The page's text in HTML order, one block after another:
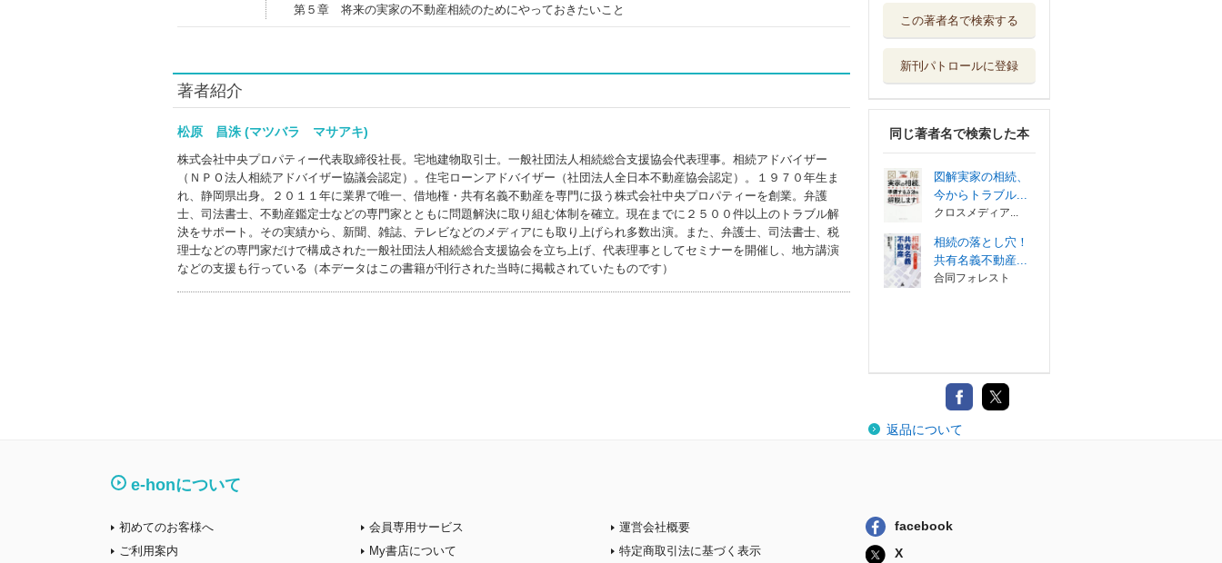
第５章 将来の実家の不動産相続のためにやっておきたいこと
著者紹介
松原 昌洙 (マツバラ マサアキ)
株式会社中央プロパティー代表取締役社長。宅地建物取引士。一般社団法人相続総合支援協会代表理事。相続アドバイザー
（ＮＰＯ法人相続アドバイザー協議会認定）。住宅ローンアドバイザー（社団法人全日本不動産協会認定）。１９７０年生ま
れ、静岡県出身。２０１１年に業界で唯一、借地権・共有名義不動産を専門に扱う株式会社中央プロパティーを創業。弁護
士、司法書士、不動産鑑定士などの専門家とともに問題解決に取り組む体制を確立。現在までに２５００件以上のトラブル解
決をサポート。その実績から、新聞、雑誌、テレビなどのメディアにも取り上げられ多数出演。また、弁護士、司法書士、税
理士などの専門家だけで構成された一般社団法人相続総合支援協会を立ち上げ、代表理事としてセミナーを開催し、地方講演
などの支援も行っている（本データはこの書籍が刊行された当時に掲載されていたものです）
この著者名で検索する
新刊パトロールに登録
同じ著者名で検索した本
図解実家の相続、
今からトラブル...
クロスメディア...
相続の落とし穴！
共有名義不動産...
合同フォレスト
返品について
e-honについて
初めてのお客様へ
ご利用案内
会員専用サービス
My書店について
運営会社概要
特定商取引法に基づく表示
facebook
X